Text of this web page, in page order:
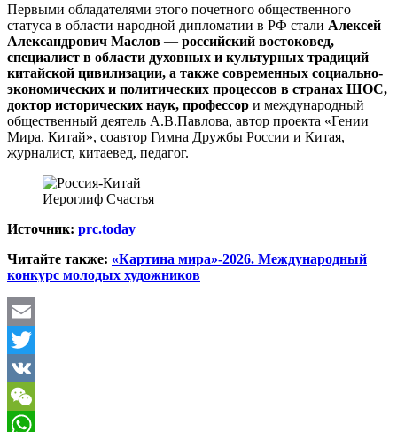
Первыми обладателями этого почетного общественного
статуса в области народной дипломатии в РФ стали Алексей
Александрович Маслов — российский востоковед,
специалист в области духовных и культурных традиций
китайской цивилизации, а также современных социально-
экономических и политических процессов в странах ШОС,
доктор исторических наук, профессор и международный
общественный деятель А.В.Павлова, автор проекта «Гении
Мира. Китай», соавтор Гимна Дружбы России и Китая,
журналист, китаевед, педагог.
Иероглиф Счастья
Источник: prc.today
Читайте также: «Картина мира»-2026. Международный
конкурс молодых художников
Email
Twitter
VK
WeChat